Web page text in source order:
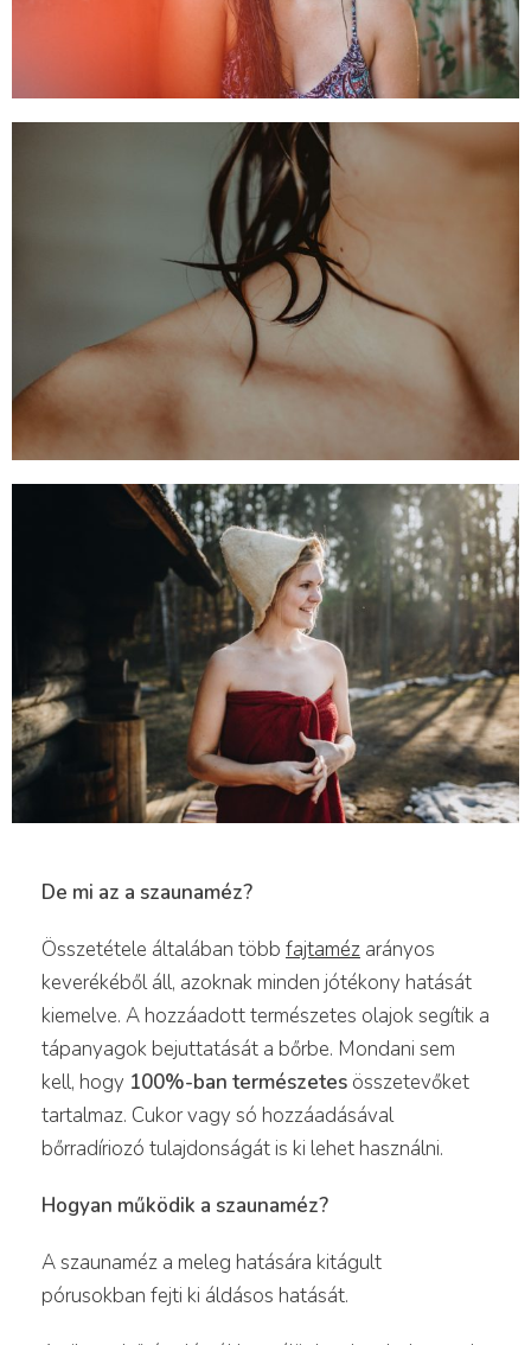
De mi az a szaunaméz?
Összetétele általában több fajtaméz arányos
keverékéből áll, azoknak minden jótékony hatását
kiemelve. A hozzáadott természetes olajok segítik a
tápanyagok bejuttatását a bőrbe. Mondani sem
kell, hogy 100%-ban természetes összetevőket
tartalmaz. Cukor vagy só hozzáadásával
bőrradíriozó tulajdonságát is ki lehet használni.
Hogyan működik a szaunaméz?
A szaunaméz a meleg hatására kitágult
pórusokban fejti ki áldásos hatását.